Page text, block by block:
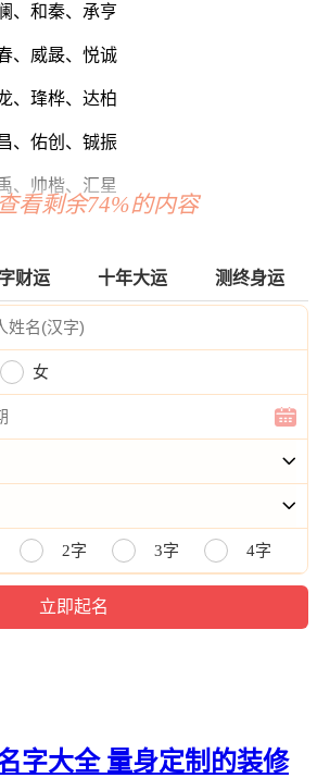
、和秦、承亨
、威晸、悦诚
、琒桦、达柏
、佑创、铖振
、帅楷、汇星
、亿彪、御弦
、飚才、骞纪
、冬顺、泽肃
、迅亚、宰茂
、恺树、和新
、新皇、锦永
、崇云、跃百
、新翱、迪友
、琳鹏、悦承
看剩余74%的内容
财运 十年大运 测终身运
女
2字 3字 4字
字大全 量身定制的装修